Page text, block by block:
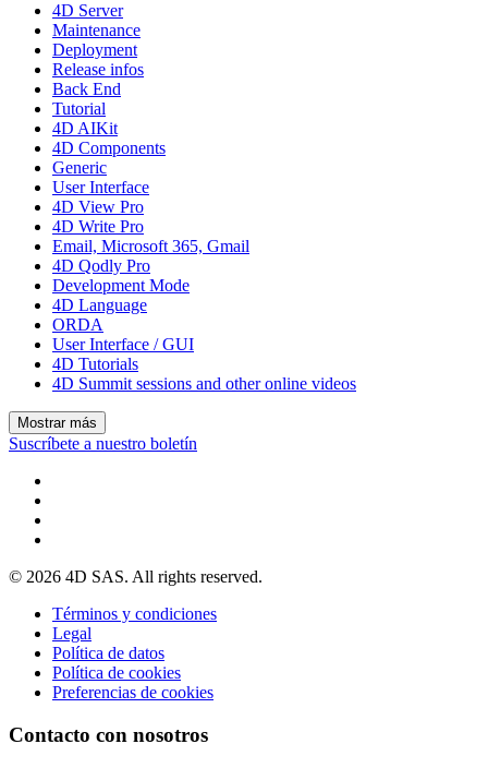
4D Server
Maintenance
Deployment
Release infos
Back End
Tutorial
4D AIKit
4D Components
Generic
User Interface
4D View Pro
4D Write Pro
Email, Microsoft 365, Gmail
4D Qodly Pro
Development Mode
4D Language
ORDA
User Interface / GUI
4D Tutorials
4D Summit sessions and other online videos
Mostrar más
Suscríbete a nuestro boletín
© 2026 4D SAS. All rights reserved.
Términos y condiciones
Legal
Política de datos
Política de cookies
Preferencias de cookies
Contacto con nosotros